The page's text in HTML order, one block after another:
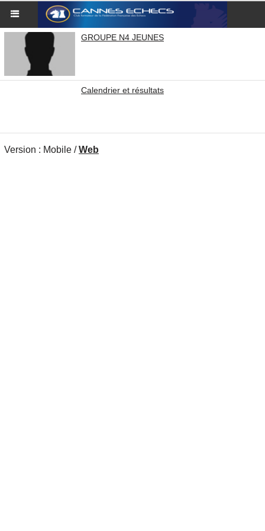
GROUPE N4 JEUNES
Calendrier et résultats
Version : Mobile /Web